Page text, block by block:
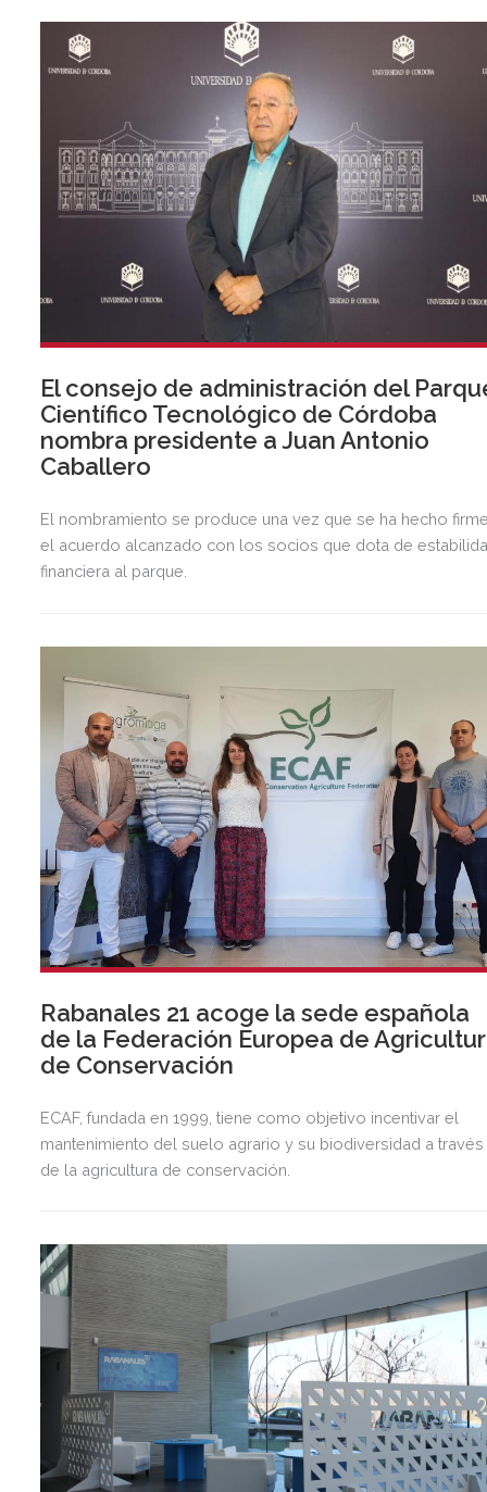
El consejo de administración del
Científico Tecnológico de Córdoba
nombra presidente a Juan Antonio
Caballero
El nombramiento se produce una vez que se ha hecho
el acuerdo alcanzado con los socios que dota de
financiera al parque.
Rabanales 21 acoge la sede española
de la Federación Europea de
de Conservación
ECAF, fundada en 1999, tiene como objetivo incentivar el
mantenimiento del suelo agrario y su biodiversidad a través
de la agricultura de conservación.